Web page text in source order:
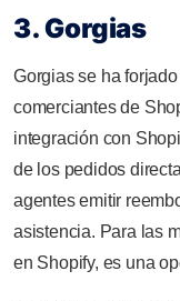
3. Gorgias
Gorgias se ha
comerciantes de
integración con
de los pedidos
agentes emitir
asistencia. Para las
en Shopify, es una